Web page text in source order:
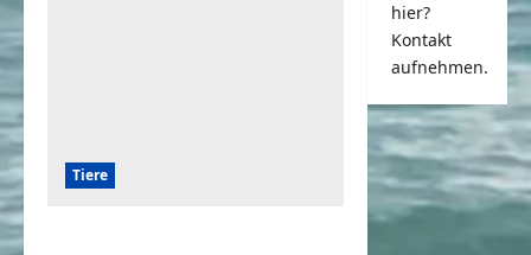
Tiere
hier?
Kontakt
aufnehmen.